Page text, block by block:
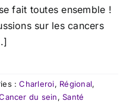
fait toutes ensemble !
sur les cancers
:Charleroi, Régional,
du sein,Santé